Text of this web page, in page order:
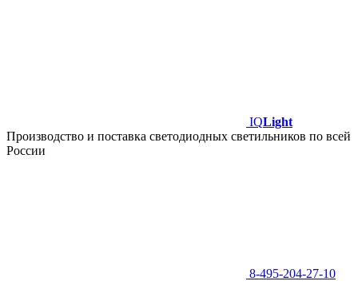
IQLight
Производство и поставка светодиодных светильников по всей
России
8-495-204-27-10